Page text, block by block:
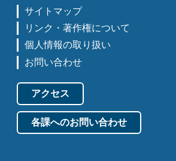
サイトマップ
リンク・著作権について
個人情報の取り扱い
お問い合わせ
アクセス
各課へのお問い合わせ